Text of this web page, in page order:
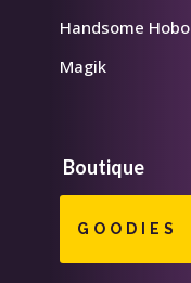
Handsome Hobo
Magik
Boutique
GOODIES